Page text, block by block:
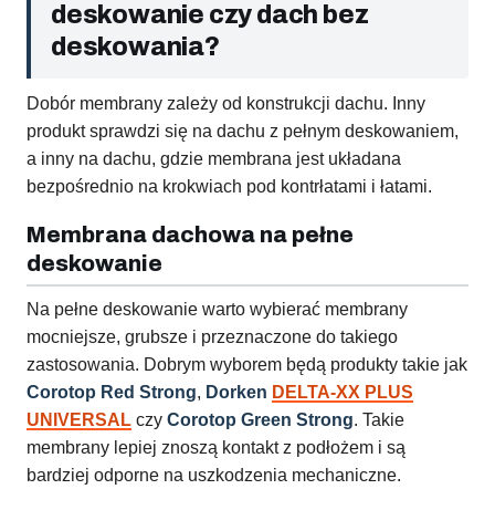
deskowanie czy dach bez
deskowania?
Dobór membrany zależy od konstrukcji dachu. Inny
produkt sprawdzi się na dachu z pełnym deskowaniem,
a inny na dachu, gdzie membrana jest układana
bezpośrednio na krokwiach pod kontrłatami i łatami.
Membrana dachowa na pełne
deskowanie
Na pełne deskowanie warto wybierać membrany
mocniejsze, grubsze i przeznaczone do takiego
zastosowania. Dobrym wyborem będą produkty takie jak
Corotop Red Strong, Dorken DELTA-XX PLUS
UNIVERSAL czy Corotop Green Strong. Takie
membrany lepiej znoszą kontakt z podłożem i są
bardziej odporne na uszkodzenia mechaniczne.